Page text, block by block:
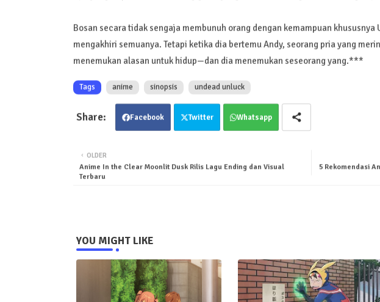
Bosan secara tidak sengaja membunuh orang dengan kemampuan khususnya
mengakhiri semuanya. Tetapi ketika dia bertemu Andy, seorang pria yang
menemukan alasan untuk hidup—dan dia menemukan seseorang yang.***
Tags anime sinopsis undead unluck
Facebook Twitter Whatsapp
5 Rekomendasi
OLDER
Anime In the Clear Moonlit Dusk Rilis Lagu Ending dan Visual
Terbaru
YOU MIGHT LIKE